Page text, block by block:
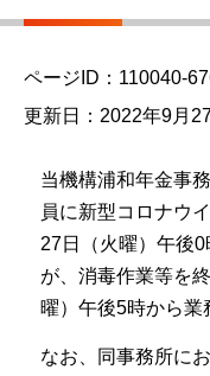
ページID：110040-
更新日：2022年9月
当機構浦和年金事
員に新型コロナウ
27日（火曜）午後
が、消毒作業等を
曜）午後5時から業
なお、同事務所に